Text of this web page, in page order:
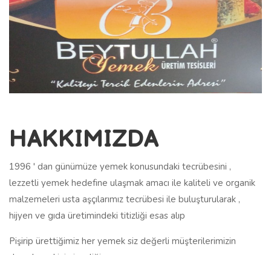
HAKKIMIZDA
1996 ' dan günümüze yemek konusundaki tecrübesini ,
lezzetli yemek hedefine ulaşmak amacı ile kaliteli ve organik
malzemeleri usta aşçılarımız tecrübesi ile buluşturularak ,
hijyen ve gıda üretimindeki titizliği esas alıp
Pişirip ürettiğimiz her yemek siz değerli müşterilerimizin